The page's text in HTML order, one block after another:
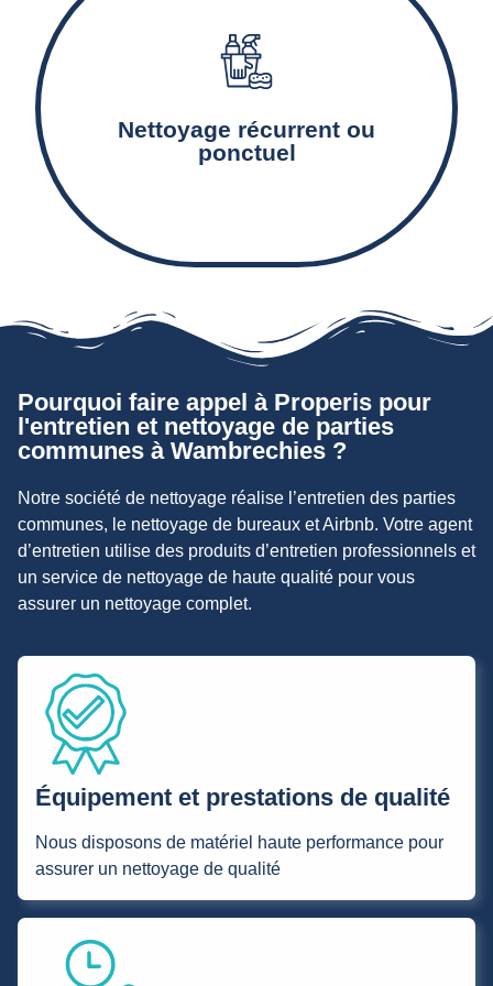
Nettoyage récurrent ou
ponctuel
Le nettoyage et l’entretien des équipements
ascenseurs et boîtes-aux-lettres.
Pourquoi faire appel à Properis pour
l'entretien et nettoyage de parties
communes à Wambrechies ?
Notre société de nettoyage réalise l’entretien des parties
communes, le nettoyage de bureaux et Airbnb. Votre agent
d’entretien utilise des produits d’entretien professionnels et
un service de nettoyage de haute qualité pour vous
assurer un nettoyage complet.
Équipement et prestations de qualité
Nous disposons de matériel haute performance pour
assurer un nettoyage de qualité